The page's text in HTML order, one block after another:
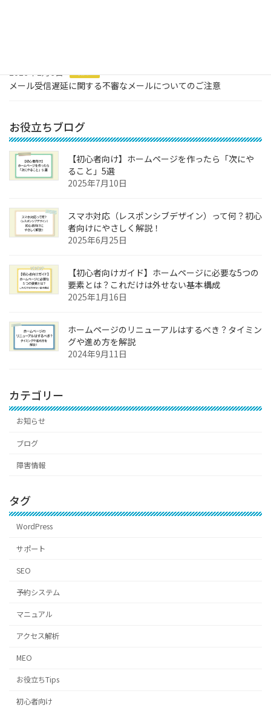
2026年2月6日
メール受信遅延に関する不審なメールについてのご注意
お役立ちブログ
【初心者向け】ホームページを作ったら「次にや
ること」5選
2025年7月10日
スマホ対応（レスポンシブデザイン）って何？初心
者向けにやさしく解説！
2025年6月25日
【初心者向けガイド】ホームページに必要な5つの
要素とは？これだけは外せない基本構成
2025年1月16日
ホームページのリニューアルはするべき？タイミン
グや進め方を解説
2024年9月11日
カテゴリー
お知らせ
ブログ
障害情報
タグ
WordPress
サポート
SEO
予約システム
マニュアル
アクセス解析
MEO
お役立ちTips
初心者向け